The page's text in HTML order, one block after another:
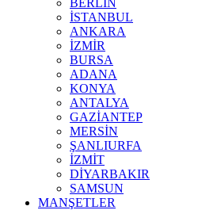
İSTANBUL
ANKARA
İZMİR
BURSA
ADANA
KONYA
ANTALYA
GAZİANTEP
MERSİN
ŞANLIURFA
İZMİT
DİYARBAKIR
SAMSUN
MANŞETLER